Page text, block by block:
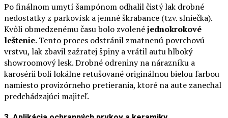
Po finálnom umytí šampónom odhalil čistý lak drobné
nedostatky z parkovísk a jemné škrabance (tzv. slniečka).
Kvôli obmedzenému času bolo zvolenéjednokrokové
leštenie. Tento proces odstránil zmatnenú povrchovú
vrstvu, lak zbavil zažratej špiny a vrátil autu hlboký
showroomový lesk. Drobné odreniny na nárazníku a
karosérii boli lokálne retušované originálnou bielou farbou
namiesto provizórneho pretierania, ktoré na aute zanechal
predchádzajúci majiteľ.